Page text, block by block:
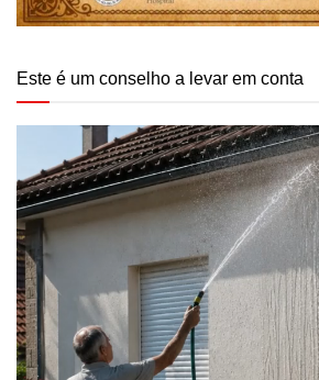
Este é um conselho a levar em conta